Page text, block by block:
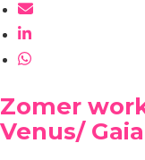
Zomer
Venus/ Gaia